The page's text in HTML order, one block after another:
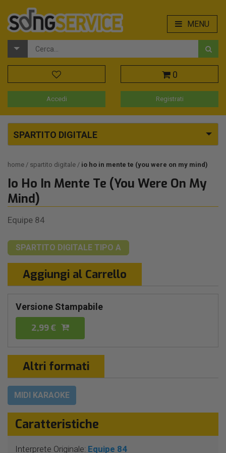
MENU
0
Accedi Registrati
SPARTITO DIGITALE
home spartito digitale io ho in mente te (you were on my mind)
Io Ho In Mente Te (You Were On My
Mind)
Equipe 84
SPARTITO DIGITALE TIPO A
Aggiungi al Carrello
Versione Stampabile
2,99 €
Altri formati
MIDI KARAOKE
Caratteristiche
Interprete Originale: Equipe 84